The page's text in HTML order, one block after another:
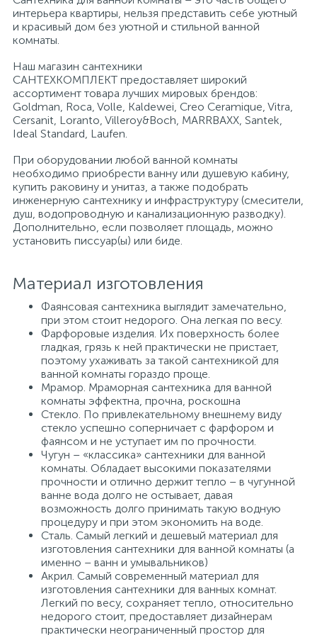
интерьера квартиры, нельзя представить себе уютный
и красивый дом без уютной и стильной ванной
комнаты.
Наш магазин сантехники
САНТЕХКОМПЛЕКТ предоставляет широкий
ассортимент товара лучших мировых брендов:
Goldman, Roca, Volle, Kaldewei, Creo Ceramique, Vitra,
Cersanit, Loranto, Villeroy&Boch, MARRBAXX, Santek,
Ideal Standard, Laufen.
При оборудовании любой ванной комнаты
необходимо приобрести ванну или душевую кабину,
купить раковину и унитаз, а также подобрать
инженерную сантехнику и инфраструктуру (смесители,
душ, водопроводную и канализационную разводку).
Дополнительно, если позволяет площадь, можно
установить писсуар(ы) или биде.
Материал изготовления
Фаянсовая сантехника выглядит замечательно,
при этом стоит недорого. Она легкая по весу.
Фарфоровые изделия. Их поверхность более
гладкая, грязь к ней практически не пристает,
поэтому ухаживать за такой сантехникой для
ванной комнаты гораздо проще.
Мрамор. Мраморная сантехника для ванной
комнаты эффектна, прочна, роскошна
Стекло. По привлекательному внешнему виду
стекло успешно соперничает с фарфором и
фаянсом и не уступает им по прочности.
Чугун – «классика» сантехники для ванной
комнаты. Обладает высокими показателями
прочности и отлично держит тепло – в чугунной
ванне вода долго не остывает, давая
возможность долго принимать такую водную
процедуру и при этом экономить на воде.
Сталь. Самый легкий и дешевый материал для
изготовления сантехники для ванной комнаты (а
именно – ванн и умывальников)
Акрил. Самый современный материал для
изготовления сантехники для ванных комнат.
Легкий по весу, сохраняет тепло, относительно
недорого стоит, предоставляет дизайнерам
практически неограниченный простор для
Полотенцесушители
Душевые трапы
Сифоны и выпуски
Аксессуары для ванной
Системы контроля протечки воды